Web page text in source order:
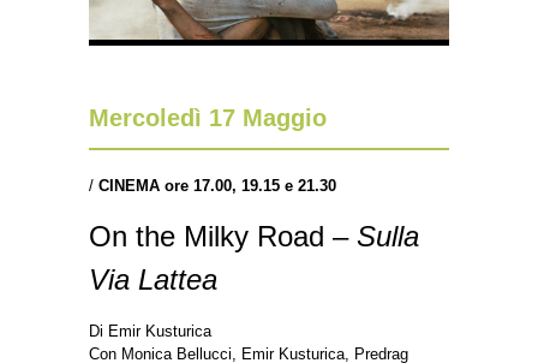
Mercoledì 17 Maggio
/ CINEMA ore 17.00, 19.15 e 21.30
On the Milky Road – Sulla
Via Lattea
Di Emir Kusturica
Con Monica Bellucci, Emir Kusturica, Predrag